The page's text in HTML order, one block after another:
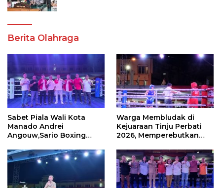
Berita Olahraga
Sabet Piala Wali Kota
Manado Andrei
Angouw,Sario Boxing
Perbati 2026
Warga Membludak di
Kejuaraan Tinju Perbati
2026, Memperebutkan